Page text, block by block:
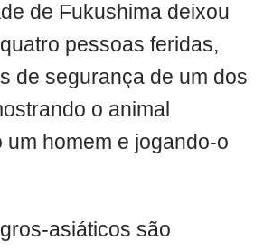
de Fukushima deixou
pessoas feridas,
de segurança de um dos
o animal
um homem e jogando-o
asiáticos são